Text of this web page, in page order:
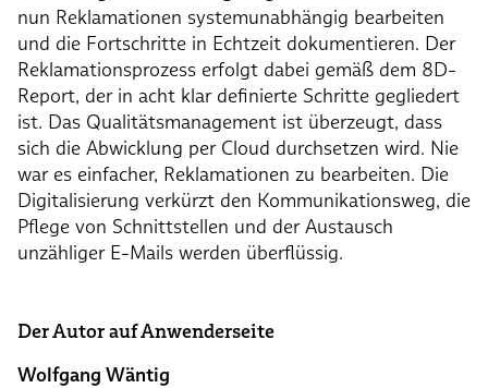
nun Reklamationen systemunabhängig bearbeiten
und die Fortschritte in Echtzeit dokumentieren. Der
Reklamationsprozess erfolgt dabei gemäß dem 8D-
Report, der in acht klar definierte Schritte gegliedert
ist. Das Qualitätsmanagement ist überzeugt, dass
sich die Abwicklung per Cloud durchsetzen wird. Nie
war es einfacher, Reklamationen zu bearbeiten. Die
Digitalisierung verkürzt den Kommunikationsweg, die
Pflege von Schnittstellen und der Austausch
unzähliger E-Mails werden überflüssig.
Der Autor auf Anwenderseite
Wolfgang Wäntig